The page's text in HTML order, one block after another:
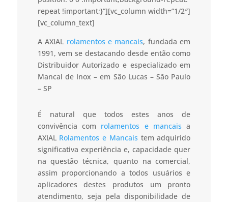
repeat !important;}”][vc_column width=”1/2″]
[vc_column_text]
A AXIAL rolamentos e mancais, fundada em
1991, vem se destacando desde então como
Distribuidor Autorizado e especializado em
Mancal de Inox – em São Lucas – São Paulo
– SP
É natural que todos estes anos de
convivência com rolamentos e mancais a
AXIAL Rolamentos e Mancais tem adquirido
significativa experiência e, capacidade quer
na questão técnica, quanto na comercial,
assim proporcionando a todos usuários e
aplicadores destes produtos um pronto
atendimento, seja pela disponibilidade de